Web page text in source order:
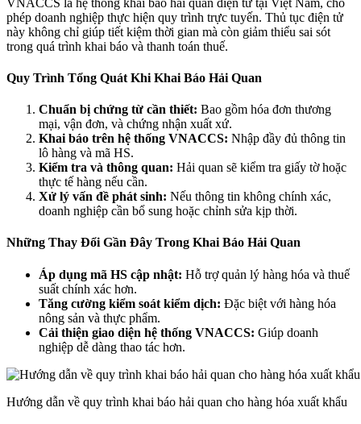
phép doanh nghiệp thực hiện quy trình trực tuyến. Thủ tục điện tử
này không chỉ giúp tiết kiệm thời gian mà còn giảm thiểu sai sót
trong quá trình khai báo và thanh toán thuế.
Quy Trình Tổng Quát Khi Khai Báo Hải Quan
Chuẩn bị chứng từ cần thiết: Bao gồm hóa đơn thương
mại, vận đơn, và chứng nhận xuất xứ.
Khai báo trên hệ thống VNACCS: Nhập đầy đủ thông tin
lô hàng và mã HS.
Kiểm tra và thông quan: Hải quan sẽ kiểm tra giấy tờ hoặc
thực tế hàng nếu cần.
Xử lý vấn đề phát sinh: Nếu thông tin không chính xác,
doanh nghiệp cần bổ sung hoặc chỉnh sửa kịp thời.
Những Thay Đổi Gần Đây Trong Khai Báo Hải Quan
Áp dụng mã HS cập nhật: Hỗ trợ quản lý hàng hóa và thuế
suất chính xác hơn.
Tăng cường kiểm soát kiểm dịch: Đặc biệt với hàng hóa
nông sản và thực phẩm.
Cải thiện giao diện hệ thống VNACCS: Giúp doanh
nghiệp dễ dàng thao tác hơn.
Hướng dẫn về quy trình khai báo hải quan cho hàng hóa xuất khẩu